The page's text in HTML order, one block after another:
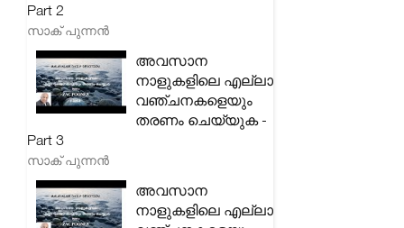
Part 2
സാക് പുന്നൻ
അവസാന
നാളുകളിലെ എല്ലാ
വഞ്ചനകളെയും
തരണം ചെയ്യുക -
Part 3
സാക് പുന്നൻ
അവസാന
നാളുകളിലെ എല്ലാ